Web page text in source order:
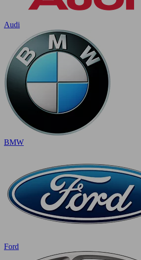
Audi
BMW
Ford